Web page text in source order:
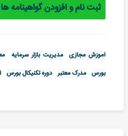
ثبت نام و افزودن گواهینامه ها
آموزش مجازی مدیریت بازار سرمایه
بورس مدرک معتبر دوره تکنیکال بورس